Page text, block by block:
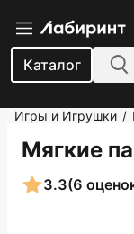
Каталог
Игры и Игрушки /
Мягкие
3.3(6